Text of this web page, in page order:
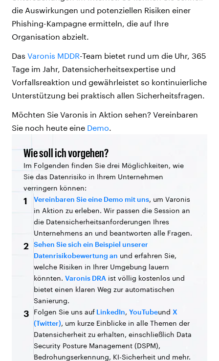
die Auswirkungen und potenziellen Risiken einer
Phishing-Kampagne ermitteln, die auf Ihre
Organisation abzielt.
Das Varonis MDDR-Team bietet rund um die Uhr, 365
Tage im Jahr, Datensicherheitsexpertise und
Vorfallsreaktion und gewährleistet so kontinuierliche
Unterstützung bei praktisch allen Sicherheitsfragen.
Möchten Sie Varonis in Aktion sehen? Vereinbaren
Sie noch heute eine Demo
Wie soll ich vorgehen?
Im Folgenden finden Sie drei Möglichkeiten, wie
Sie das Datenrisiko in Ihrem Unternehmen
verringern können:
1 Vereinbaren Sie eine Demo mit uns, um Varonis
in Aktion zu erleben. Wir passen die Session an
die Datensicherheitsanforderungen Ihres
Unternehmens an und beantworten alle Fragen.
2
Sehen Sie sich ein Beispiel unserer
Datenrisikobewertung an und erfahren Sie,
welche Risiken in Ihrer Umgebung lauern
könnten. Varonis DRA ist völlig kostenlos und
bietet einen klaren Weg zur automatischen
Sanierung.
3 Folgen Sie uns auf LinkedIn, YouTubeund X
(Twitter), um kurze Einblicke in alle Themen der
Datensicherheit zu erhalten, einschließlich Data
Security Posture Management (DSPM),
Bedrohungserkennung, KI-Sicherheit und mehr.